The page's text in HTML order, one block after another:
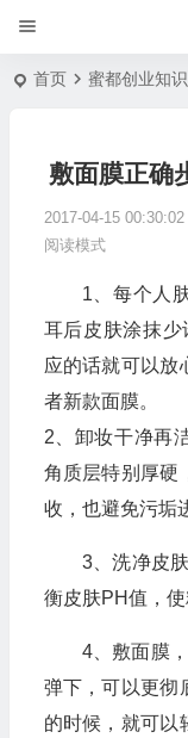
首页 蜜都创业知识
敷面膜正确
2017-04-15 00:30:02
阅读模式
1、每个人
耳后皮肤涂抹少
应的话就可以放
者新款面膜。
2、卸妆干净再
角质层特别厚硬
收，也避免污垢
3、洗净皮
衡皮肤PH值，使
4、敷面膜
弹下，可以更彻
的时候，就可以